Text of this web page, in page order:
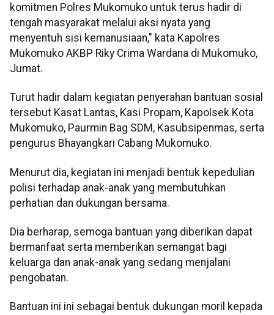
komitmen Polres Mukomuko untuk terus hadir di
tengah masyarakat melalui aksi nyata yang
menyentuh sisi kemanusiaan," kata Kapolres
Mukomuko AKBP Riky Crima Wardana di Mukomuko,
Jumat.
Turut hadir dalam kegiatan penyerahan bantuan sosial
tersebut Kasat Lantas, Kasi Propam, Kapolsek Kota
Mukomuko, Paurmin Bag SDM, Kasubsipenmas, serta
pengurus Bhayangkari Cabang Mukomuko.
Menurut dia, kegiatan ini menjadi bentuk kepedulian
polisi terhadap anak-anak yang membutuhkan
perhatian dan dukungan bersama.
Dia berharap, semoga bantuan yang diberikan dapat
bermanfaat serta memberikan semangat bagi
keluarga dan anak-anak yang sedang menjalani
pengobatan.
Bantuan ini ini sebagai bentuk dukungan moril kepada